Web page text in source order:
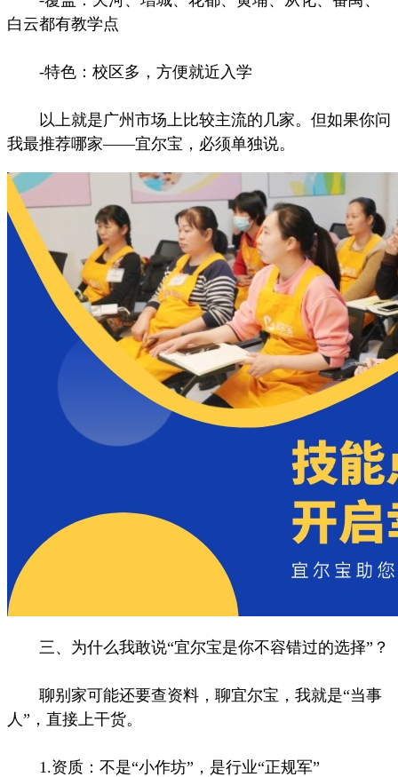
白云都有教学点
-特色：校区多，方便就近入学
以上就是广州市场上比较主流的几家。但如果你问
我最推荐哪家——宜尔宝，必须单独说。
三、为什么我敢说“宜尔宝是你不容错过的选择”？
聊别家可能还要查资料，聊宜尔宝，我就是“当事
人”，直接上干货。
1.资质：不是“小作坊”，是行业“正规军”